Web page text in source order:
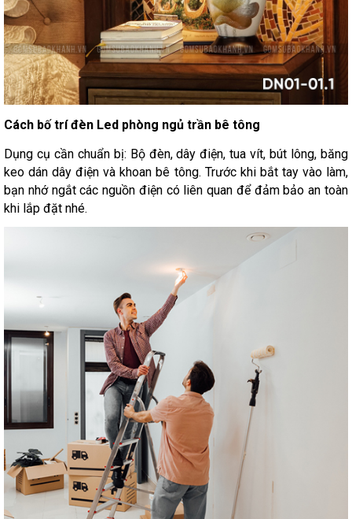
Cách bố trí đèn Led phòng ngủ trần bê tông
Dụng cụ cần chuẩn bị: Bộ đèn, dây điện, tua vít, bút lông, băng
keo dán dây điện và khoan bê tông. Trước khi bắt tay vào làm,
bạn nhớ ngắt các nguồn điện có liên quan để đảm bảo an toàn
khi lắp đặt nhé.